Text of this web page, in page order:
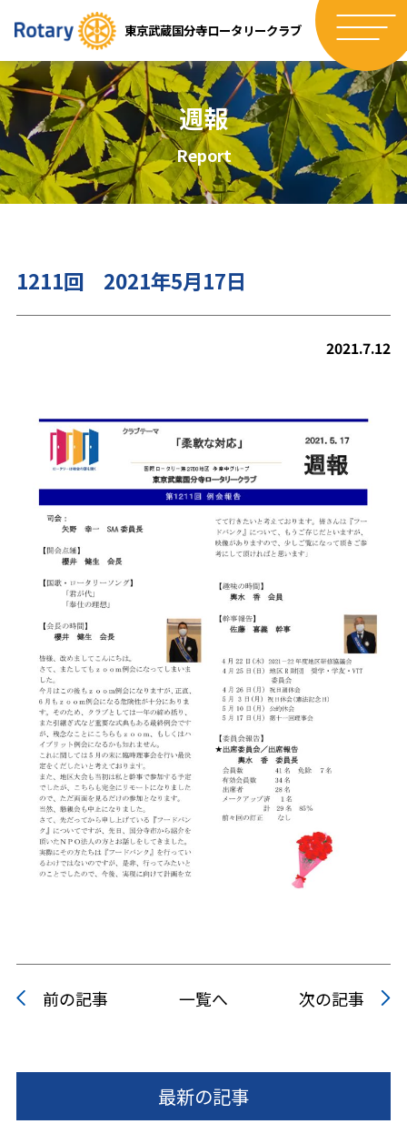
東京武蔵国分寺ロータリークラブ
週報
Report
1211回 2021年5月17日
2021.7.12
前の記事 一覧へ 次の記事
最新の記事